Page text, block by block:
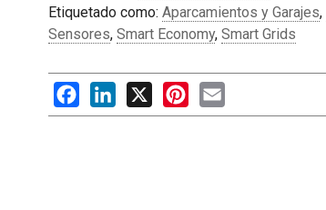
Etiquetado como: Aparcamientos y Garajes,
Sensores, Smart Economy, Smart Grids
FacebookLinkedIn
X PinterestEmail